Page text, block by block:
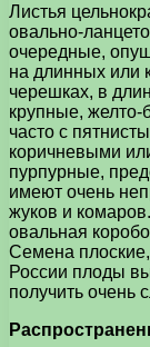
Листья
овально-
очередные,
на длинных или
черешках, в
крупные, желто-
часто с
коричневыми
пурпурные,
имеют очень
жуков и
овальная
Семена
России плоды
получить очень